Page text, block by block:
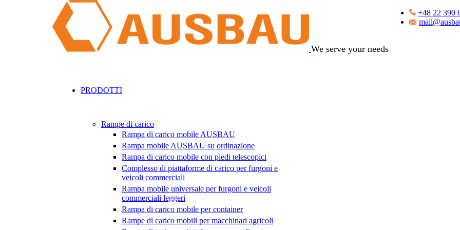
We serve your needs
+48 22 390
PRODOTTI
Rampe di carico
Rampa di carico mobile AUSBAU
Rampa mobile AUSBAU su ordinazione
Rampa di carico mobile con piedi telescopici
Complesso di piattaforme di carico per furgoni e
veicoli commerciali
Rampa mobile universale per furgoni e veicoli
commerciali leggeri
Rampa di carico mobile per container
Rampe di carico mobili per macchinari agricoli